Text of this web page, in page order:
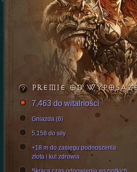
PREMIE OD
7,463 do witalności
Gniazda (6)
5,158 do siły
+18 m do zasięgu podnoszenia
złota i kul zdrowia